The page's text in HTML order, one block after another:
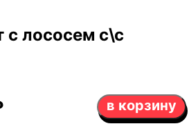
с лососем с\с
в корзину